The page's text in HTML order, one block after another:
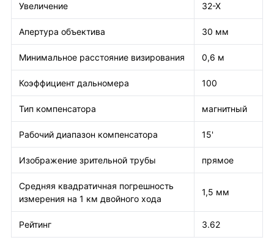
Увеличение 32-X
Апертура объектива 30 мм
Минимальное расстояние визирования 0,6 м
Коэффициент дальномера 100
Тип компенсатора магнитный
Рабочий диапазон компенсатора 15'
Изображение зрительной трубы прямое
Средняя квадратичная погрешность
измерения на 1 км двойного хода
1,5 мм
Рейтинг 3.62